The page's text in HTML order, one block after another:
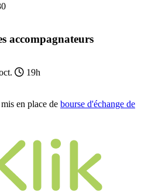
accompagnateurs
19h
en place de bourse d'échange de